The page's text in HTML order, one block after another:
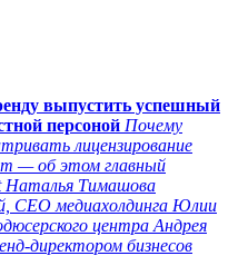
выпустить успешный
персоной Почему
лицензирование
— об этом главный
Наталья Тимашова
СЕО медиахолдинга Юлии
центра Андрея
директором бизнесов